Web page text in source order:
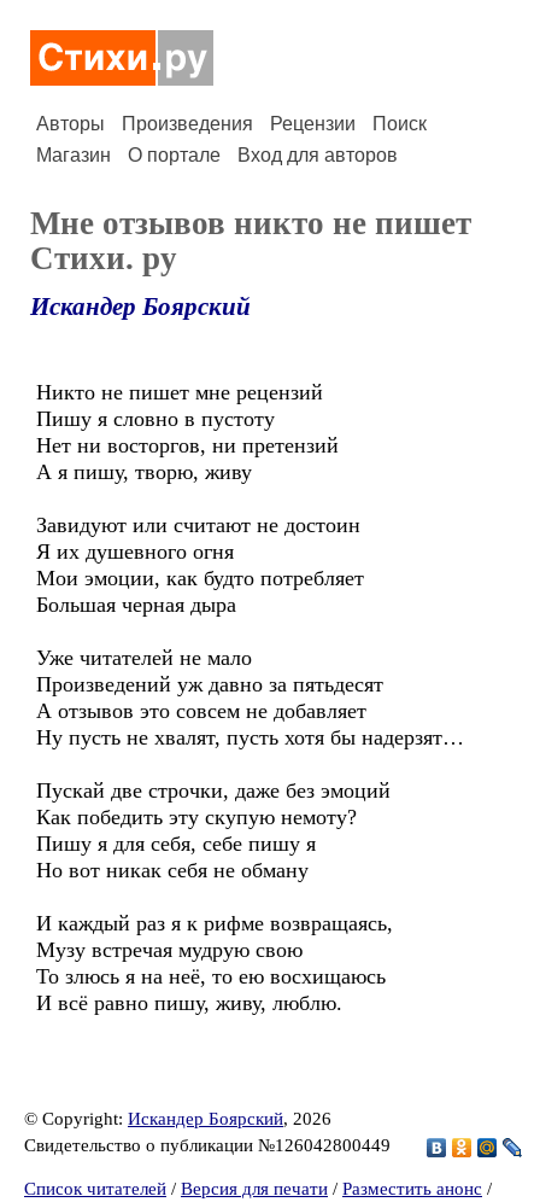
Авторы Произведения Рецензии
Поиск
Магазин
О портале Вход для авторов
Мне отзывов никто не пишет
Стихи. ру
Искандер Боярский
Никто не пишет мне рецензий
Пишу я словно в пустоту
Нет ни восторгов, ни претензий
А я пишу, творю, живу
Завидуют или считают не достоин
Я их душевного огня
Мои эмоции, как будто потребляет
Большая черная дыра
Уже читателей не мало
Произведений уж давно за пятьдесят
А отзывов это совсем не добавляет
Ну пусть не хвалят, пусть хотя бы надерзят…
Пускай две строчки, даже без эмоций
Как победить эту скупую немоту?
Пишу я для себя, себе пишу я
Но вот никак себя не обману
И каждый раз я к рифме возвращаясь,
Музу встречая мудрую свою
То злюсь я на неё, то ею восхищаюсь
И всё равно пишу, живу, люблю.
© Copyright: Искандер Боярский, 2026
Свидетельство о публикации №126042800449
Список читателей / Версия для печати / Разместить анонс /